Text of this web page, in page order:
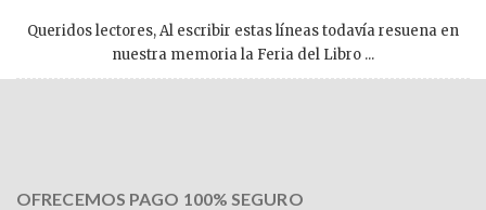
Queridos lectores, Al escribir estas líneas todavía resuena en
nuestra memoria la Feria del Libro ...
OFRECEMOS PAGO 100% SEGURO